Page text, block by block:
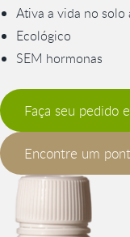
Ativa a vida no
Ecológico
SEM hormonas
Faça seu pedido
Encontre um